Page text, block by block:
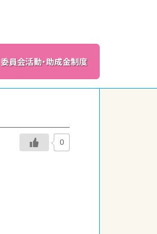
委員会活動・助成金制度
0